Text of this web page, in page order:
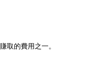
取的費用之一。